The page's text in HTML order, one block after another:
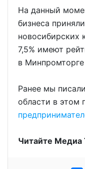
На данный
бизнеса
новосибирских
7,5% имеют
в
Ранее мы
области в этом
Читайте Медиа